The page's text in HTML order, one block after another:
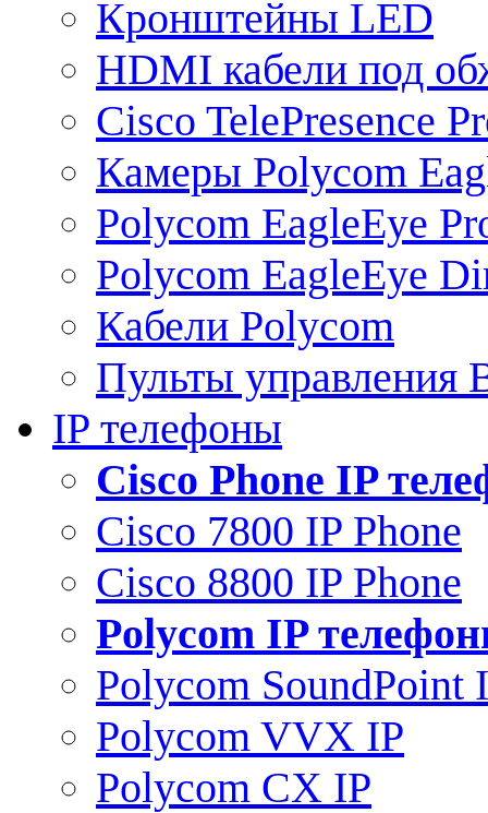
Кронштейны LED
HDMI кабели под
Cisco TelePresence
Камеры Polycom
Polycom EagleEye
Polycom EagleEye
Кабели Polycom
Пульты управления
IP телефоны
Сisco Phone IP
Cisco 7800 IP Phone
Cisco 8800 IP Phone
Polycom IP
Polycom SoundPoint
Polycom VVX IP
Polycom CX IP